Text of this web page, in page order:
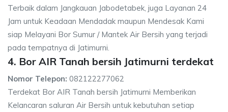
Terbaik dalam Jangkauan Jabodetabek, juga Layanan 24
Jam untuk Keadaan Mendadak maupun Mendesak Kami
siap Melayani Bor Sumur / Mantek Air Bersih yang terjadi
pada tempatnya di Jatimurni.
4. Bor AIR Tanah bersih Jatimurni terdekat
Nomor Telepon: 082122277062
Terdekat Bor AIR Tanah bersih Jatimurni Memberikan
Kelancaran saluran Air Bersih untuk kebutuhan setiap